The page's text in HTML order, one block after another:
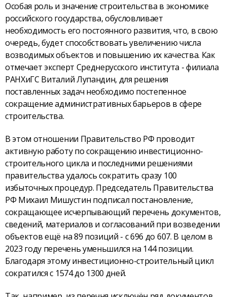
Особая роль и значение строительства в экономике
российского государства, обусловливает
необходимость его постоянного развития, что, в свою
очередь, будет способствовать увеличению числа
возводимых объектов и повышению их качества. Как
отмечает эксперт Среднерусского института - филиала
РАНХиГС Виталий Лупандин, для решения
поставленных задач необходимо постепенное
сокращение административных барьеров в сфере
строительства.
В этом отношении Правительство РФ проводит
активную работу по сокращению инвестиционно-
строительного цикла и последними решениями
правительства удалось сократить сразу 100
избыточных процедур. Председатель Правительства
РФ Михаил Мишустин подписал постановление,
сокращающее исчерпывающий перечень документов,
сведений, материалов и согласований при возведении
объектов ещё на 89 позиций - с 696 до 607. В целом в
2023 году перечень уменьшился на 144 позиции.
Благодаря этому инвестиционно-строительный цикл
сократился с 1574 до 1300 дней.